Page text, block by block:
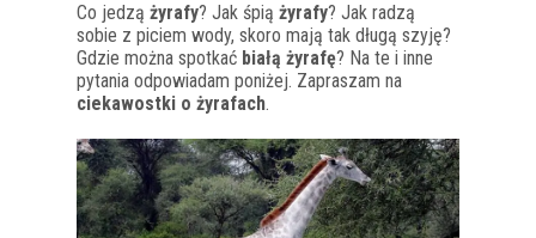
Co jedzą żyrafy? Jak śpią żyrafy? Jak radzą
sobie z piciem wody, skoro mają tak długą szyję?
Gdzie można spotkać białą żyrafę? Na te i inne
pytania odpowiadam poniżej. Zapraszam na
ciekawostki o żyrafach.